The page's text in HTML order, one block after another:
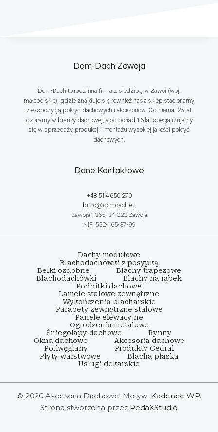
Dom-Dach Zawoja
Dom-Dach to rodzinna firma z siedzibą w Zawoi (woj.
małopolskie), gdzie znajduje się również nasz sklep stacjonarny
z ekspozycją pokryć dachowych i akcesoriów. Od niemal 25 lat
działamy w branży dachowej, a od ponad 16 lat specjalizujemy
się w sprzedaży, produkcji i montażu wysokiej jakości pokryć
dachowych.
Dane Kontaktowe
+48 514 650 270
biuro@domdach.eu
Zawoja 1365, 34-222 Zawoja
NIP: 552-165-37-99
Dachy modułowe
Blachodachówki z posypką
Belki ozdobne
Blachy trapezowe
Blachodachówki
Blachy na rąbek
Podbitki dachowe
Lamele stalowe zewnętrzne
Wykończenia blacharskie
Parapety zewnętrzne stalowe
Panele elewacyjne
Ogrodzenia metalowe
Śniegołapy dachowe
Rynny
Okna dachowe
Akcesoria dachowe
Poliwęglany
Produkty Cedral
Płyty warstwowe
Blacha płaska
Usługi dekarskie
© 2026 Akcesoria Dachowe. Motyw: Kadence WP.
Strona stworzona przez RedaXStudio